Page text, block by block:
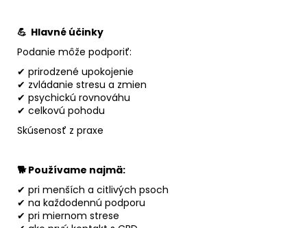
💪 Hlavné účinky
Podanie môže podporiť:
✔ prirodzené upokojenie
✔ zvládanie stresu a zmien
✔ psychickú rovnováhu
✔ celkovú pohodu
Skúsenosť z praxe
🐕 Používame najmä:
✔ pri menších a citlivých psoch
✔ na každodennú podporu
✔ pri miernom strese